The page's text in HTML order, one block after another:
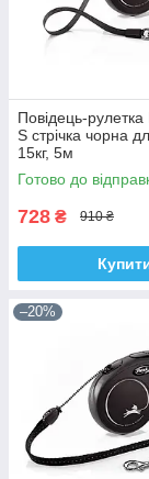
Повідець-
S стрічка чорна
15кг, 5м
Готово до
728 ₴ 910 ₴
–20%